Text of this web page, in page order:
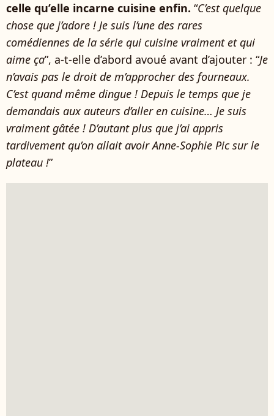
celle qu’elle incarne cuisine enfin. “C’est quelque
chose que j’adore ! Je suis l’une des rares
comédiennes de la série qui cuisine vraiment et qui
aime ça”, a-t-elle d’abord avoué avant d’ajouter : “Je
n’avais pas le droit de m’approcher des fourneaux.
C’est quand même dingue ! Depuis le temps que je
demandais aux auteurs d’aller en cuisine… Je suis
vraiment gâtée ! D’autant plus que j’ai appris
tardivement qu’on allait avoir Anne-Sophie Pic sur le
plateau !”